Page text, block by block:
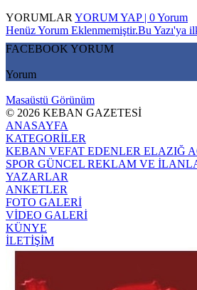
YORUMLAR YORUM YAP | 0 Yorum
Henüz Yorum Eklenmemiştir.Bu Yazı'ya
FACEBOOK YORUM
Yorum
Masaüstü Görünüm
© 2026 KEBAN GAZETESİ
ANASAYFA
KATEGORİLER
KEBAN VEFAT EDENLER ELAZIĞ
SPOR GÜNCEL REKLAM VE
YAZARLAR
ANKETLER
FOTO GALERİ
VİDEO GALERİ
KÜNYE
İLETİŞİM